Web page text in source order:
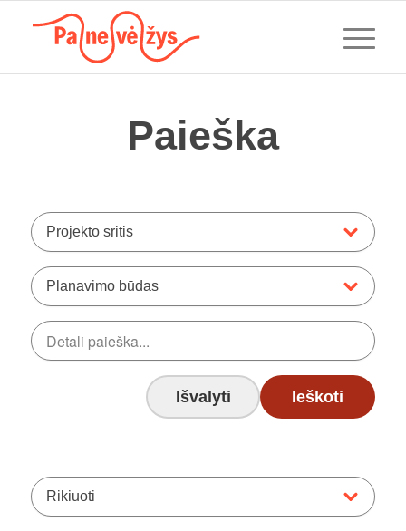
Paieška
Projekto sritis
Planavimo būdas
Išvalyti Ieškoti
Rikiuoti